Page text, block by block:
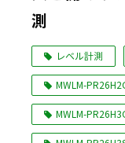
測
レベル計測
MWLM-
MWLM-